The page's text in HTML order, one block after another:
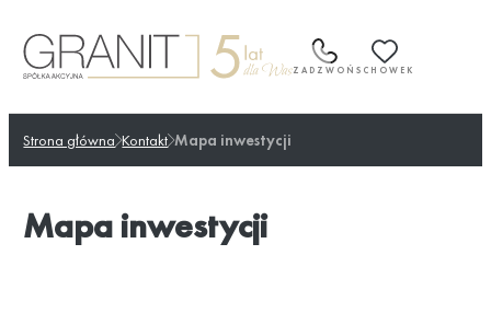
do
treści
ZADZWOŃ SCHOWEK
Strona główna Kontakt Mapa inwestycji
Mapa inwestycji